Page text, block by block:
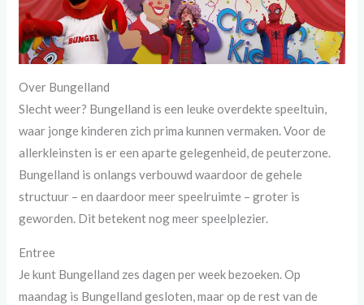
Over Bungelland
Slecht weer? Bungelland is een leuke overdekte speeltuin,
waar jonge kinderen zich prima kunnen vermaken. Voor de
allerkleinsten is er een aparte gelegenheid, de peuterzone.
Bungelland is onlangs verbouwd waardoor de gehele
structuur – en daardoor meer speelruimte – groter is
geworden. Dit betekent nog meer speelplezier.
Entree
Je kunt Bungelland zes dagen per week bezoeken. Op
maandag is Bungelland gesloten, maar op de rest van de